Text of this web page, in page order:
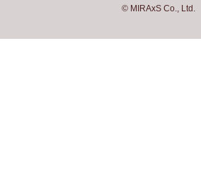
© MIRAxS Co., Ltd.